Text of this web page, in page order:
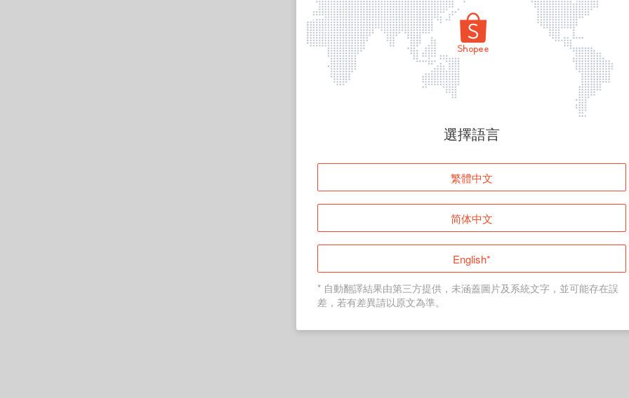
頁面無法顯示
登入
返回首頁
選擇語言
繁體中文
简体中文
English*
* 自動翻譯結果由第三方提供，未涵蓋圖片及系統文字，並可能存在誤
差，若有差異請以原文為準。